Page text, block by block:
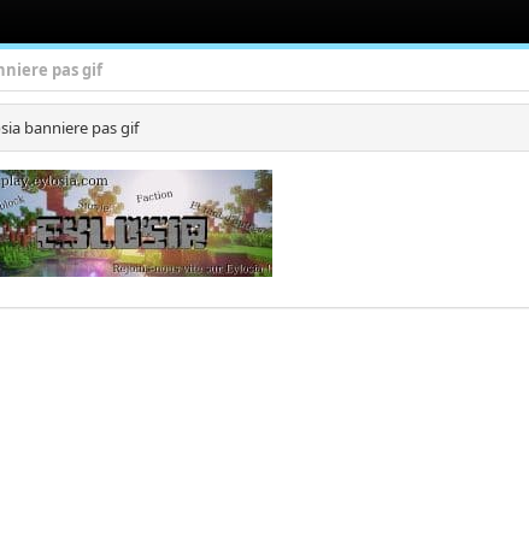
pas gif
banniere pas gif